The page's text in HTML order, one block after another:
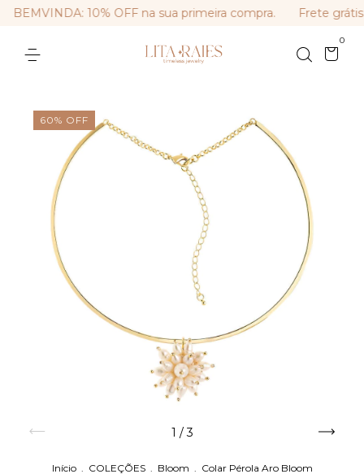
BEMVINDA: 10% OFF na sua primeira compra. Frete grátis
0
60% OFF
1 /3
Início . COLEÇÕES . Bloom . Colar Pérola Aro Bloom